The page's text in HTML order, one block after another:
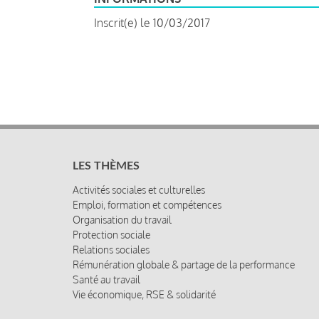
Inscrit(e) le 10/03/2017
LES THÈMES
Activités sociales et culturelles
Emploi, formation et compétences
Organisation du travail
Protection sociale
Relations sociales
Rémunération globale & partage de la performance
Santé au travail
Vie économique, RSE & solidarité